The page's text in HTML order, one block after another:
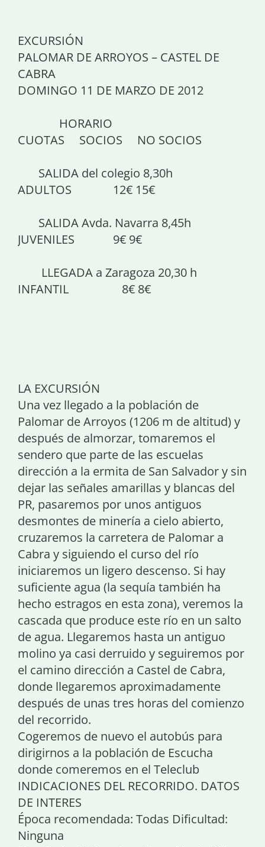
EXCURSIÓN
PALOMAR DE ARROYOS – CASTEL DE
CABRA
DOMINGO 11 DE MARZO DE 2012
HORARIO
CUOTAS SOCIOS NO SOCIOS
SALIDA del colegio 8,30h
ADULTOS 12€ 15€
SALIDA Avda. Navarra 8,45h
JUVENILES 9€ 9€
LLEGADA a Zaragoza 20,30 h
INFANTIL 8€ 8€
LA EXCURSIÓN
Una vez llegado a la población de
Palomar de Arroyos (1206 m de altitud) y
después de almorzar, tomaremos el
sendero que parte de las escuelas
dirección a la ermita de San Salvador y sin
dejar las señales amarillas y blancas del
PR, pasaremos por unos antiguos
desmontes de minería a cielo abierto,
cruzaremos la carretera de Palomar a
Cabra y siguiendo el curso del río
iniciaremos un ligero descenso. Si hay
suficiente agua (la sequía también ha
hecho estragos en esta zona), veremos la
cascada que produce este río en un salto
de agua. Llegaremos hasta un antiguo
molino ya casi derruido y seguiremos por
el camino dirección a Castel de Cabra,
donde llegaremos aproximadamente
después de unas tres horas del comienzo
del recorrido.
Cogeremos de nuevo el autobús para
dirigirnos a la población de Escucha
donde comeremos en el Teleclub
INDICACIONES DEL RECORRIDO. DATOS
DE INTERES
Época recomendada: Todas Dificultad:
Ninguna